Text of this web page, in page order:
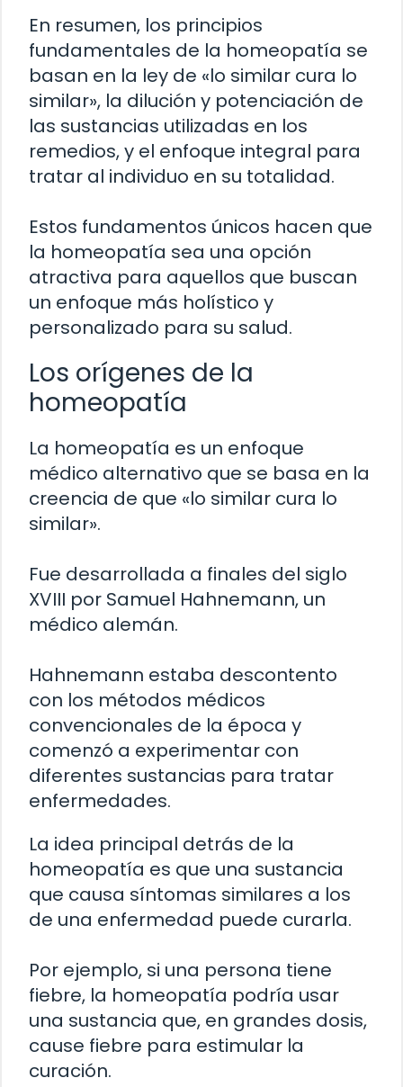
En resumen, los principios
fundamentales de la homeopatía se
basan en la ley de «lo similar cura lo
similar», la dilución y potenciación de
las sustancias utilizadas en los
remedios, y el enfoque integral para
tratar al individuo en su totalidad.
Estos fundamentos únicos hacen que
la homeopatía sea una opción
atractiva para aquellos que buscan
un enfoque más holístico y
personalizado para su salud.
Los orígenes de la
homeopatía
La homeopatía es un enfoque
médico alternativo que se basa en la
creencia de que «lo similar cura lo
similar».
Fue desarrollada a finales del siglo
XVIII por Samuel Hahnemann, un
médico alemán.
Hahnemann estaba descontento
con los métodos médicos
convencionales de la época y
comenzó a experimentar con
diferentes sustancias para tratar
enfermedades.
La idea principal detrás de la
homeopatía es que una sustancia
que causa síntomas similares a los
de una enfermedad puede curarla.
Por ejemplo, si una persona tiene
fiebre, la homeopatía podría usar
una sustancia que, en grandes dosis,
cause fiebre para estimular la
curación.